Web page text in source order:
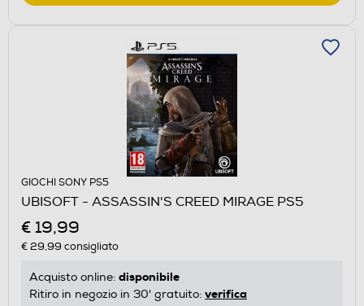
GIOCHI SONY PS5
UBISOFT - ASSASSIN'S CREED MIRAGE PS5
€ 19,99
€ 29,99 consigliato
Acquisto online: disponibile
Ritiro in negozio in 30' gratuito: verifica